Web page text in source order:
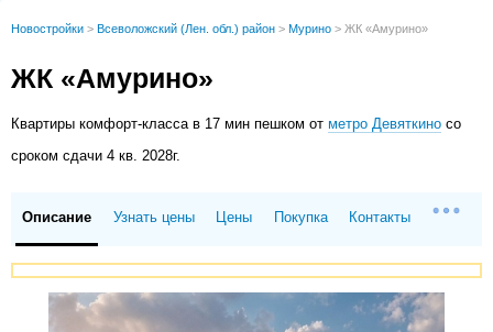
Новостройки > Всеволожский (Лен. обл.) район > Мурино > ЖК «Амурино»
ЖК «Амурино»
Квартиры комфорт-класса в 17 мин пешком отметро Девяткино со
сроком сдачи 4 кв. 2028г.
Описание Узнать цены Цены Покупка Контакты